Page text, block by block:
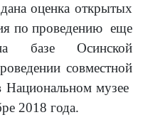
оценка открытых
по проведению еще
базе Осинской
совместной
музее
2018 года.